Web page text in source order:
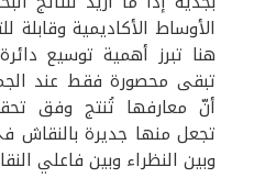
الأوساط الأكاديمية
هنا تبرز أهمية توسيع
تبقى محصورة فقط عند
أنّ معارفها تُنتج وفق
تجعل منها جديرة بالنقاش
وبين النظراء وبين فاعلي